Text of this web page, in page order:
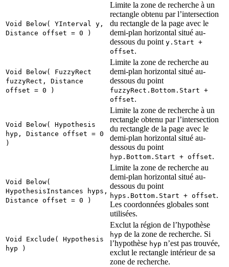
Void Below( YInterval y,
Distance offset = 0 )
Limite la zone de recherche à un
rectangle obtenu par l’intersection
du rectangle de la page avec le
demi-plan horizontal situé au-
dessous du point y.Start +
offset.
Void Below( FuzzyRect
fuzzyRect, Distance
offset = 0 )
Limite la zone de recherche au
demi-plan horizontal situé au-
dessous du point
fuzzyRect.Bottom.Start +
offset.
Void Below( Hypothesis
hyp, Distance offset = 0
)
Limite la zone de recherche à un
rectangle obtenu par l’intersection
du rectangle de la page avec le
demi-plan horizontal situé au-
dessous du point
hyp.Bottom.Start + offset.
Void Below(
HypothesisInstances hyps,
Distance offset = 0 )
Limite la zone de recherche au
demi-plan horizontal situé au-
dessous du point
hyps.Bottom.Start + offset.
Les coordonnées globales sont
utilisées.
Void Exclude( Hypothesis
hyp )
Exclut la région de l’hypothèse
hyp de la zone de recherche. Si
l’hypothèse hyp n’est pas trouvée,
exclut le rectangle intérieur de sa
zone de recherche.